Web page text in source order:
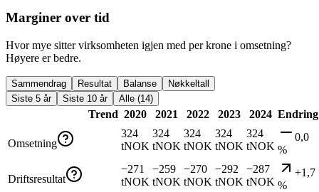
Marginer over tid
Hvor mye sitter virksomheten igjen med per krone i omsetning?
Høyere er bedre.
Sammendrag Resultat Balanse
Nøkkeltall
Siste 5 år
Siste 10 år Alle (14)
Trend 2020 2021 2022 2023 2024 Endring
Omsetning
324
tNOK
324
tNOK
324
tNOK
324
tNOK
324
tNOK
0,0
%
Driftsresultat
−271
tNOK
−259
tNOK
−270
tNOK
−292
tNOK
−287
tNOK
+1,7
%